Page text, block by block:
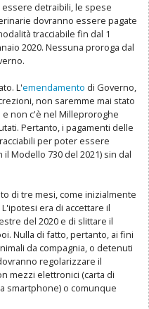
essere detraibili, le spese
dovranno essere pagate
tracciabile fin dal 1
2020. Nessuna proroga dal
L'emendamento di Governo,
non saremme mai stato
e non c'è nel Milleproroghe
Pertanto, i pagamenti delle
per poter essere
Modello 730 del 2021) sin dal
di tre mesi, come inizialmente
era di accettare il
del 2020 e di slittare il
Nulla di fatto, pertanto, ai fini
da compagnia, o detenuti
regolarizzare il
mezzi elettronici (carta di
smartphone) o comunque